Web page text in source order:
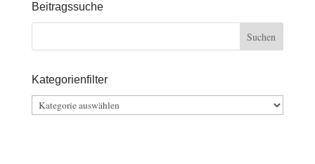
Beitragssuche
Kategorienfilter
Kategorienfilter